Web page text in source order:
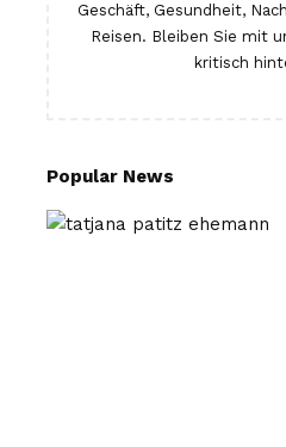
Geschäft, Gesundheit,
Reisen. Bleiben Sie mit
kritisch
Popular News